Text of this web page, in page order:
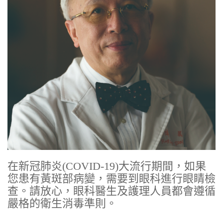
在新冠肺炎(COVID-19)大流行期間，如果
您患有黃斑部病變，需要到眼科進行眼睛檢
查。請放心，眼科醫生及護理人員都會遵循
嚴格的衛生消毒準則。